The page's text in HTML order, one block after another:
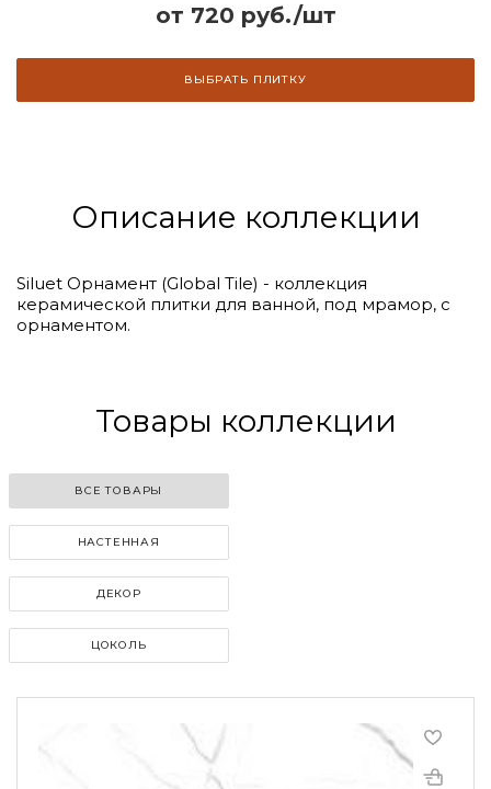
от 720 руб./шт
ВЫБРАТЬ ПЛИТКУ
Описание коллекции
Siluet Орнамент (Global Tile) - коллекция
керамической плитки для ванной, под мрамор, с
орнаментом.
Товары коллекции
ВСЕ ТОВАРЫ
НАСТЕННАЯ
ДЕКОР
ЦОКОЛЬ